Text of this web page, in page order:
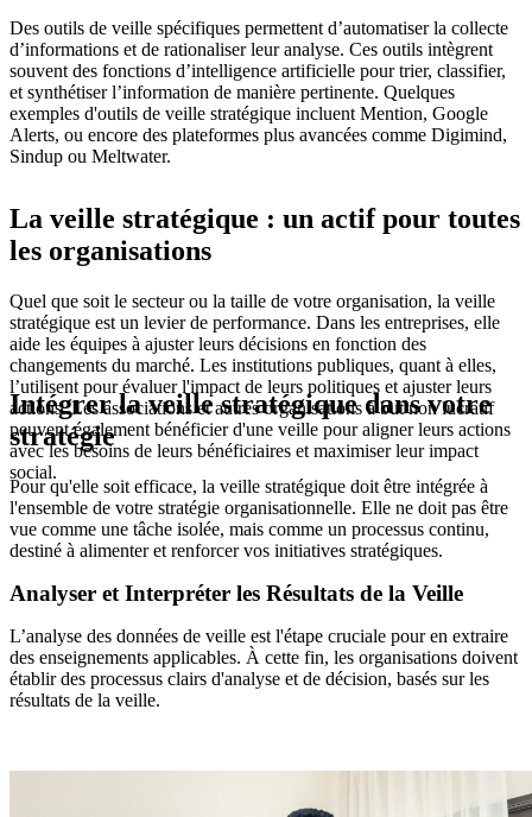
Des outils de veille spécifiques permettent d’automatiser la collecte
d’informations et de rationaliser leur analyse. Ces outils intègrent
souvent des fonctions d’intelligence artificielle pour trier, classifier,
et synthétiser l’information de manière pertinente. Quelques
exemples d'outils de veille stratégique incluent Mention, Google
Alerts, ou encore des plateformes plus avancées comme Digimind,
Sindup ou Meltwater.
La veille stratégique : un actif pour toutes
les organisations
Quel que soit le secteur ou la taille de votre organisation, la veille
stratégique est un levier de performance. Dans les entreprises, elle
aide les équipes à ajuster leurs décisions en fonction des
changements du marché. Les institutions publiques, quant à elles,
l’utilisent pour évaluer l'impact de leurs politiques et ajuster leurs
actions. Les associations et autres organisations à but non lucratif
peuvent également bénéficier d'une veille pour aligner leurs actions
avec les besoins de leurs bénéficiaires et maximiser leur impact
social.
Intégrer la veille stratégique dans votre
stratégie
Pour qu'elle soit efficace, la veille stratégique doit être intégrée à
l'ensemble de votre stratégie organisationnelle. Elle ne doit pas être
vue comme une tâche isolée, mais comme un processus continu,
destiné à alimenter et renforcer vos initiatives stratégiques.
Analyser et Interpréter les Résultats de la Veille
L’analyse des données de veille est l'étape cruciale pour en extraire
des enseignements applicables. À cette fin, les organisations doivent
établir des processus clairs d'analyse et de décision, basés sur les
résultats de la veille.